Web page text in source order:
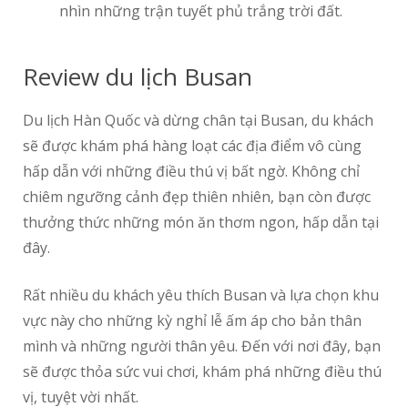
nhìn những trận tuyết phủ trắng trời đất.
Review du lịch Busan
Du lịch Hàn Quốc và dừng chân tại Busan, du khách
sẽ được khám phá hàng loạt các địa điểm vô cùng
hấp dẫn với những điều thú vị bất ngờ. Không chỉ
chiêm ngưỡng cảnh đẹp thiên nhiên, bạn còn được
thưởng thức những món ăn thơm ngon, hấp dẫn tại
đây.
Rất nhiều du khách yêu thích Busan và lựa chọn khu
vực này cho những kỳ nghỉ lễ ấm áp cho bản thân
mình và những người thân yêu. Đến với nơi đây, bạn
sẽ được thỏa sức vui chơi, khám phá những điều thú
vị, tuyệt vời nhất.